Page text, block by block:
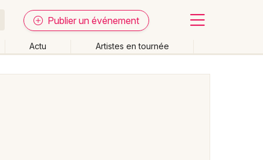
Publier un événement
Actu Artistes en tournée